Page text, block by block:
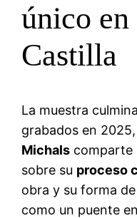
único en
Castilla
La muestra
grabados en
Michals comparte
sobre su proceso
obra y su forma
como un puente